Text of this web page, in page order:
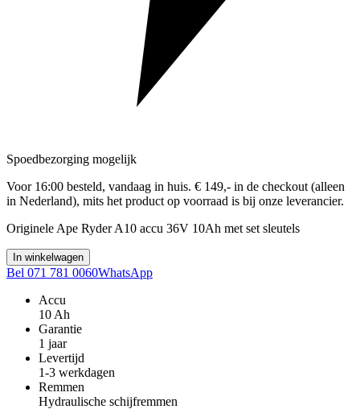
Spoedbezorging mogelijk
Voor 16:00 besteld, vandaag in huis. € 149,- in de checkout (alleen
in Nederland), mits het product op voorraad is bij onze leverancier.
Originele Ape Ryder A10 accu 36V 10Ah met set sleutels
In winkelwagen
Bel 071 781 0060WhatsApp
Accu
10 Ah
Garantie
1 jaar
Levertijd
1-3 werkdagen
Remmen
Hydraulische schijfremmen